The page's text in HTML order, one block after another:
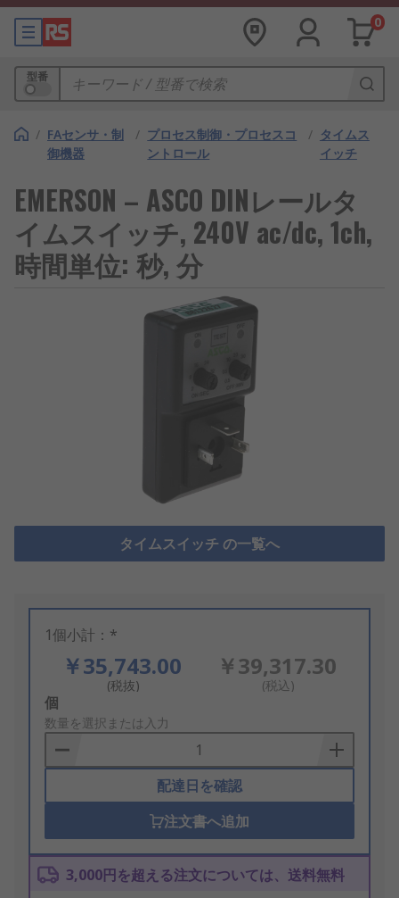
0
型番
/ FAセンサ・制
御機器
/ プロセス制御・プロセスコ
ントロール
/ タイムス
イッチ
EMERSON – ASCO DINレールタ
イムスイッチ, 240V ac/dc, 1ch,
時間単位: 秒, 分
タイムスイッチ の一覧へ
1個小計：*
￥35,743.00
(税抜)
￥39,317.30
(税込)
Add
to
Basket
個
数量を選択または入力
配達日を確認
注文書へ追加
3,000円を超える注文については、送料無料